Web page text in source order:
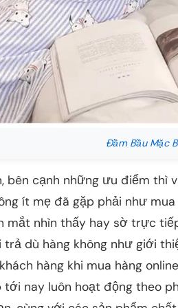
Đầm Bầu Mặc
bên cạnh những ưu điểm thì
ít mẹ đã gặp phải như
mắt nhìn thấy hay sờ trực
dù hàng không như giới
hàng khi mua hàng
tới nay luôn hoạt động theo